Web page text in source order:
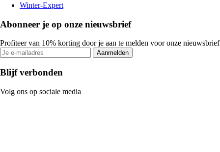
Winter-Expert
Abonneer je op onze nieuwsbrief
Profiteer van 10% korting door je aan te melden voor onze nieuwsbrief
Aanmelden
Blijf verbonden
Volg ons op sociale media